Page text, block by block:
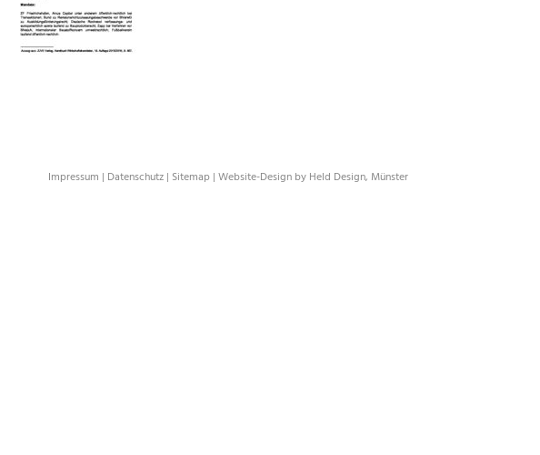
Impressum | Datenschutz| Sitemap| Website-Design by Held Design, Münster